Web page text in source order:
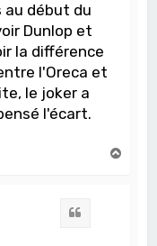
au début du
Dunlop et
la différence
l'Oreca et
le joker a
l'écart.